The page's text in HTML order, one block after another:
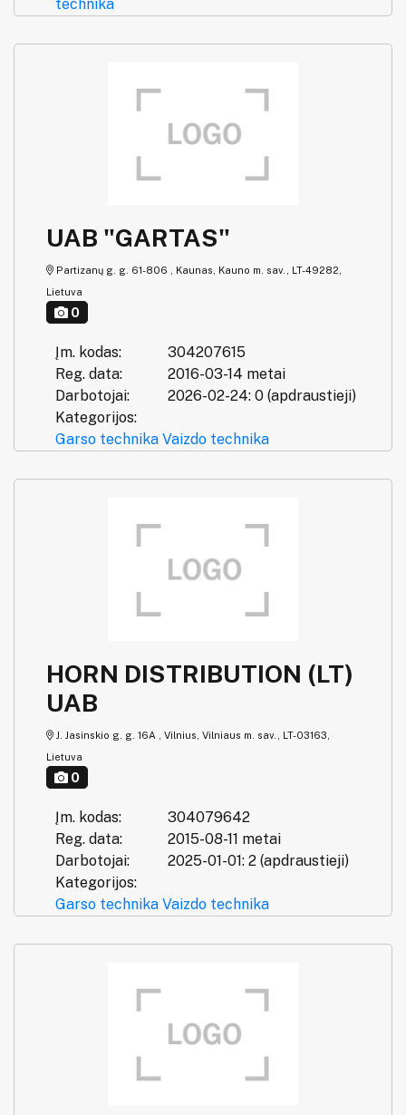
technika
UAB "GARTAS"
Partizanų g. g. 61-806 , Kaunas, Kauno m. sav., LT-49282,
Lietuva
0
Įm. kodas:
304207615
Reg. data:
2016-03-14 metai
Darbotojai:
2026-02-24: 0 (apdraustieji)
Kategorijos:
Garso technika Vaizdo technika
HORN DISTRIBUTION (LT)
UAB
J. Jasinskio g. g. 16A , Vilnius, Vilniaus m. sav., LT-03163,
Lietuva
0
Įm. kodas:
304079642
Reg. data:
2015-08-11 metai
Darbotojai:
2025-01-01: 2 (apdraustieji)
Kategorijos:
Garso technika Vaizdo technika